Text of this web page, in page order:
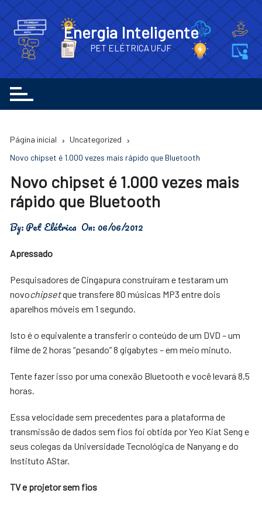
para
o
conteúdo
Energia Inteligente
PET ELÉTRICA UFJF
Página inicial
Uncategorized
Novo chipset é 1.000 vezes mais rápido que Bluetooth
Novo chipset é 1.000 vezes mais
rápido que Bluetooth
By:Pet Elétrica On: 06/06/2012
Apressado
Pesquisadores de Cingapura construíram e testaram um
novochipsetque transfere 80 músicas MP3 entre dois
aparelhos móveis em 1 segundo.
Isto é o equivalente a transferir o conteúdo de um DVD – um
filme de 2 horas “pesando” 8 gigabytes – em meio minuto.
Tente fazer isso por uma conexão Bluetooth e você levará 8,5
horas.
Essa velocidade sem precedentes para a plataforma de
transmissão de dados sem fios foi obtida por Yeo Kiat Seng e
seus colegas da Universidade Tecnológica de Nanyang e do
Instituto AStar.
TV e projetor sem fios